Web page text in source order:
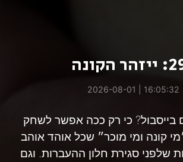
הקונה
16:05:32 | 2026-08-01
בייסבול? כי רק ככה אפשר לשחק
קונה ומי מוכר״ שכל אוהד אוהב
שלפני סגירת חלון ההעברות. וגם